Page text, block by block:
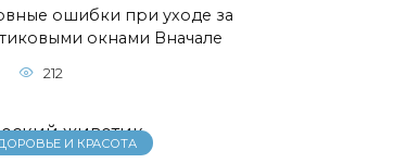
ошибки при уходе за
окнами Вначале
212
И КРАСОТА